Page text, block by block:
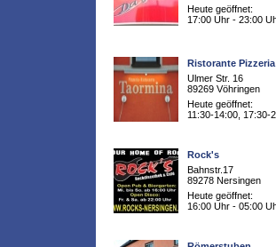
Heute geöffnet:
17:00 Uhr - 23:00
Ristorante
Ulmer Str. 16
89269 Vöhringen
Heute geöffnet:
11:30-14:00, 17:30-
Rock's
Bahnstr.17
89278 Nersingen
Heute geöffnet:
16:00 Uhr - 05:00